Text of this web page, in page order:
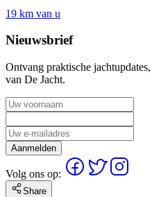
19 km van u
Nieuwsbrief
Ontvang praktische
van De Jacht.
Aanmelden
Volg ons op:
Share